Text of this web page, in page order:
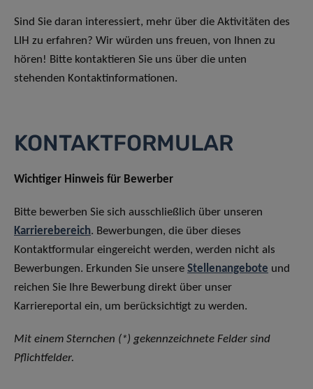
Sind Sie daran interessiert, mehr über die Aktivitäten des
LIH zu erfahren? Wir würden uns freuen, von Ihnen zu
hören! Bitte kontaktieren Sie uns über die unten
stehenden Kontaktinformationen.
KONTAKTFORMULAR
Wichtiger Hinweis für Bewerber
Bitte bewerben Sie sich ausschließlich über unseren
Karrierebereich. Bewerbungen, die über dieses
Kontaktformular eingereicht werden, werden nicht als
Bewerbungen. Erkunden Sie unsere Stellenangebote und
reichen Sie Ihre Bewerbung direkt über unser
Karriereportal ein, um berücksichtigt zu werden.
Mit einem Sternchen (*) gekennzeichnete Felder sind
Pflichtfelder.